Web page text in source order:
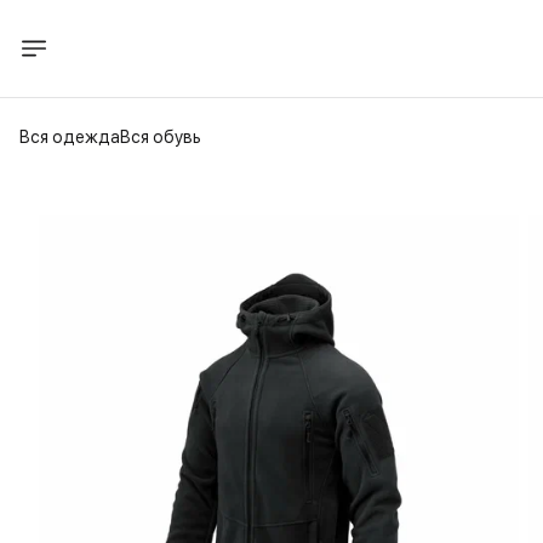
Вся одеждаВся обувь